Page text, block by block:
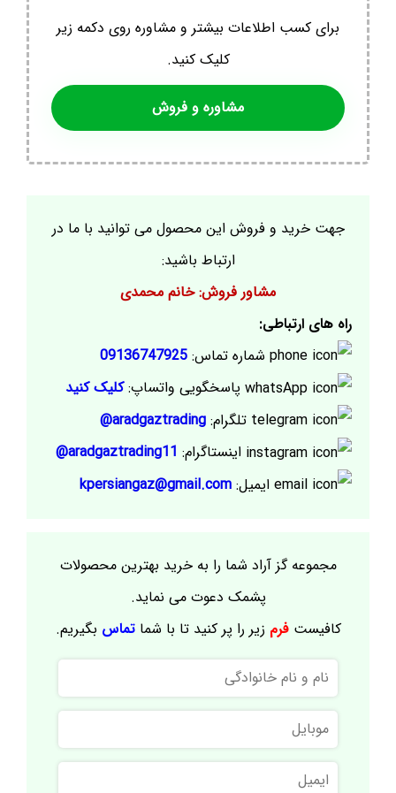
برای کسب اطلاعات بیشتر و مشاوره روی دکمه زیر
کلیک کنید.
مشاوره و فروش
جهت خرید و فروش این محصول می توانید با ما در
ارتباط باشید:
مشاور فروش: خانم محمدی
راه های ارتباطی:
شماره تماس: 09136747925
پاسخگویی واتساپ:کلیک کنید
تلگرام: aradgaztrading@
اینستاگرام: aradgaztrading11@
ایمیل: kpersiangaz@gmail.com
مجموعه گز آراد شما را به خرید بهترین محصولات
پشمک دعوت می نماید.
کافیستفرم زیر را پر کنید تا با شماتماس بگیریم.
نام
و
نام
خانوادگی
موبایل
ایمیل